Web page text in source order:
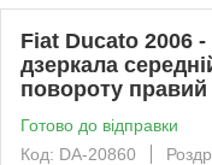
Fiat Ducato 2006
дзеркала
повороту правий
Готово до відправки
Код: DA-20860